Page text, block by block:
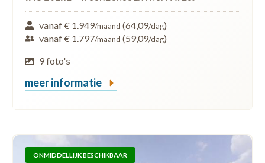
vanaf € 1.949/maand (64,09/dag)
vanaf € 1.797/maand (59,09/dag)
9 foto's
meer informatie
ONMIDDELLIJK BESCHIKBAAR